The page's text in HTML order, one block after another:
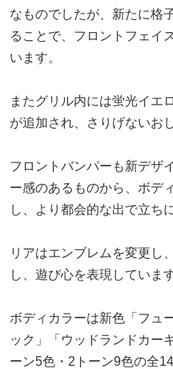
なものでしたが、新たに格
ることで、フロントフェイ
います。
またグリル内には蛍光イエ
が追加され、さりげないお
フロントバンパーも新デザ
ー感のあるものから、ボデ
し、より都会的な出で立ち
リアはエンブレムを変更し
し、遊び心を表現しています
ボディカラーは新色「フュ
ック」「ウッドランドカー
ーン5色・2トーン9色の全